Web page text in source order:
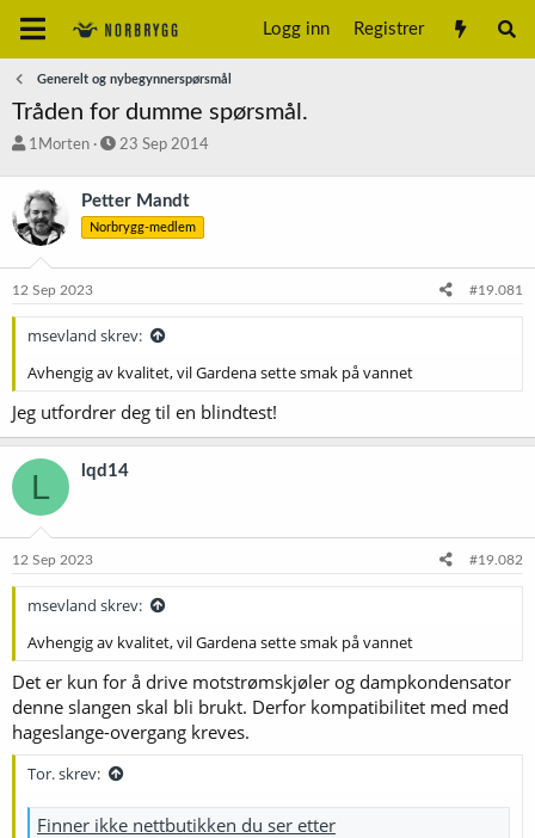
Logg inn Registrer
Generelt og nybegynnerspørsmål
Tråden for dumme spørsmål.
T
d
s
a
r
t
e
1Morten
S
r
t
a
o
23 Sep 2014
Petter Mandt
Norbrygg-medlem
12 Sep 2023 #19.081
msevland skrev:
Avhengig av kvalitet, vil Gardena sette smak på vannet
Jeg utfordrer deg til en blindtest!
L lqd14
12 Sep 2023 #19.082
msevland skrev:
Avhengig av kvalitet, vil Gardena sette smak på vannet
Det er kun for å drive motstrømskjøler og dampkondensator
denne slangen skal bli brukt. Derfor kompatibilitet med med
hageslange-overgang kreves.
Tor. skrev:
Finner ikke nettbutikken du ser etter